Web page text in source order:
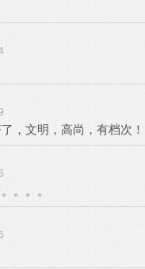
，文明，高尚，有档次！
。。。